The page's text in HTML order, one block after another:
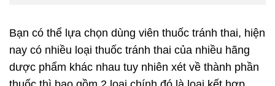
Bạn có thể lựa chọn dùng viên thuốc tránh thai, hiện
nay có nhiều loại thuốc tránh thai của nhiều hãng
dược phẩm khác nhau tuy nhiên xét về thành phần